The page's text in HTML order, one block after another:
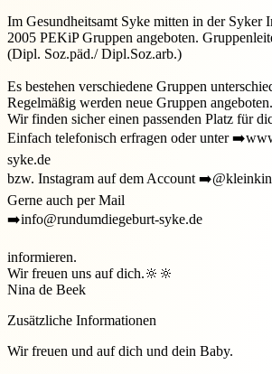
Im Gesundheitsamt Syke mitten in der Syker
2005 PEKiP Gruppen angeboten.
(Dipl. Soz.päd./ Dipl.Soz.arb.)
Es bestehen verschiedene Gruppen
Regelmäßig werden neue Gruppen angeboten.
Wir finden sicher einen passenden Platz für
Einfach telefonisch erfragen oder unter
syke.de
bzw. Instagram auf dem Account
Gerne auch per Mail
➡️info@rundumdiegeburt-syke.de
informieren.
Wir freuen uns auf dich.🔆🔆
Nina de Beek
Zusätzliche Informationen
Wir freuen und auf dich und dein Baby.